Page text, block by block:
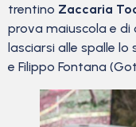
trentino Zaccaria
prova maiuscola e di
lasciarsi alle spalle lo
e Filippo Fontana